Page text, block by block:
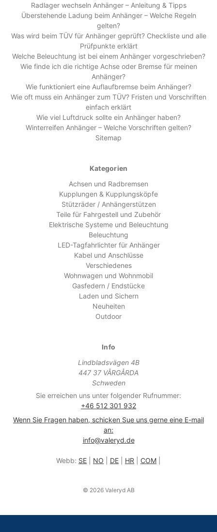
Radlager wechseln Anhänger – Anleitung & Tipps
Überstehende Ladung beim Anhänger – Welche Regeln
gelten?
Was wird beim TÜV für Anhänger geprüft? Checkliste und alle
Prüfpunkte erklärt
Welche Beleuchtung ist bei einem Anhänger vorgeschrieben?
Wie finde ich die richtige Achse oder Bremse für meinen
Anhänger?
Wie funktioniert eine Auflaufbremse beim Anhänger?
Wie oft muss ein Anhänger zum TÜV? Fristen und Vorschriften
einfach erklärt
Wie viel Luftdruck sollte ein Anhänger haben?
Winterreifen Anhänger – Welche Vorschriften gelten?
Sitemap
Kategorien
Achsen und Radbremsen
Kupplungen & Kupplungsköpfe
Stützräder / Anhängerstützen
Teile für Fahrgestell und Zubehör
Elektrische Systeme und Beleuchtung
Beleuchtung
LED-Tagfahrlichter für Anhänger
Kabel und Anschlüsse
Verschiedenes
Wohnwagen und Wohnmobil
Gasfedern / Endstücke
Laden und Sichern
Neuheiten
Outdoor
Info
Lindbladsvägen 4B
447 37 VÅRGÅRDA
Schweden
Sie erreichen uns unter folgender Rufnummer:
+46 512 301 932
Wenn Sie Fragen haben, schicken Sue uns gerne eine E-mail
an:
info@valeryd.de
Webb: SE NO DE HR COM
© 2026 Valeryd AB